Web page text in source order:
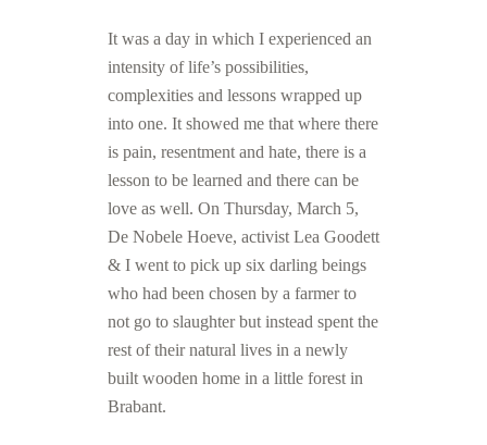
It was a day in which I experienced an
intensity of life’s possibilities,
complexities and lessons wrapped up
into one. It showed me that where there
is pain, resentment and hate, there is a
lesson to be learned and there can be
love as well. On Thursday, March 5,
De Nobele Hoeve, activist Lea Goodett
& I went to pick up six darling beings
who had been chosen by a farmer to
not go to slaughter but instead spent the
rest of their natural lives in a newly
built wooden home in a little forest in
Brabant.